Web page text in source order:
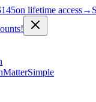
on lifetime access→
MatterSimple